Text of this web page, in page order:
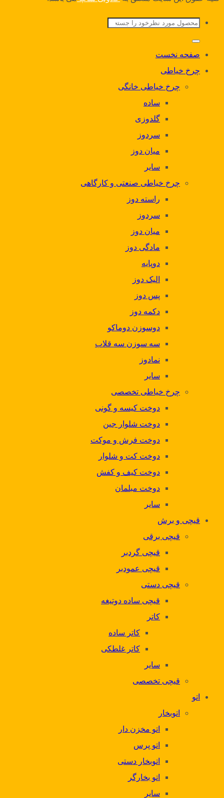
جستجو
برای:
صفحه نخست
چرخ خیاطی
چرخ خیاطی خانگی
ساده
گلدوزی
سردوز
میان دوز
سایر
چرخ خیاطی صنعتی و کارگاهی
راسته دوز
سردوز
میان دوز
مادگی دوز
دوپایه
الیک دوز
پس دوز
دکمه دوز
دوسوزن دوماکو
سه سوزن سه قلاب
نمادوز
سایر
چرخ خیاطی تخصصی
دوخت کیسه و گونی
دوخت شلوار جین
دوخت فرش و موکت
دوخت کت و شلوار
دوخت کیف و کفش
دوخت مبلمان
سایر
قیچی و برش
قیچی برقی
قیچی گردبر
قیچی عمودبر
قیچی دستی
قیچی ساده دوتیغه
کاتر
کاتر ساده
کاتر غلطکی
سایر
قیچی تخصصی
اتو
اتوبخار
اتو مخزن دار
اتو پرس
اتوبخار دستی
اتو بخارگر
سایر